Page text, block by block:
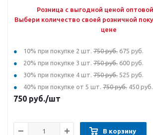
Розница с выгодной ценой
Выбери количество своей розничной
цене
10% при покупке 2 шт. 750 руб. 675 руб.
20% при покупке 3 шт. 750 руб. 600 руб.
30% при покупке 4 шт. 750 руб. 525 руб.
40% при покупке от 5 шт. 750 руб. 450 руб.
750 руб./шт
В корзину